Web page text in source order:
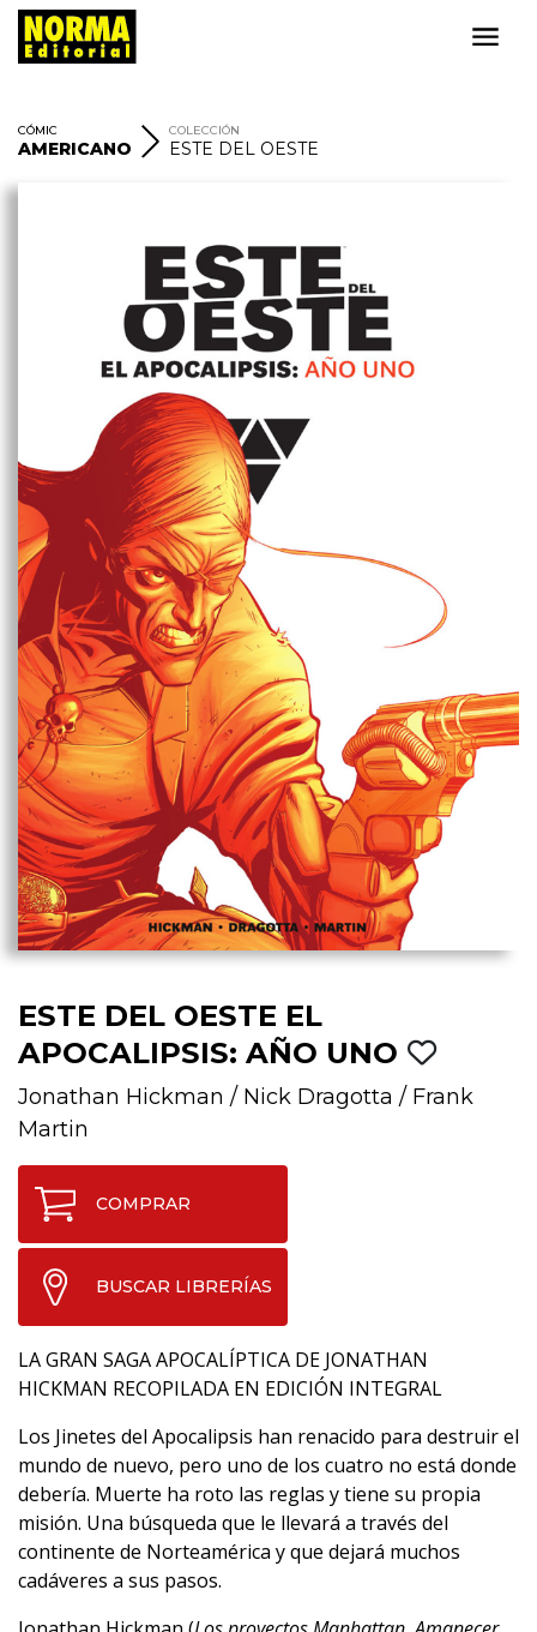
CÓMIC
AMERICANO
COLECCIÓN
ESTE DEL OESTE
ESTE DEL OESTE EL
APOCALIPSIS: AÑO UNO
Jonathan Hickman / Nick Dragotta / Frank
Martin
COMPRAR
BUSCAR LIBRERÍAS
LA GRAN SAGA APOCALÍPTICA DE JONATHAN
HICKMAN RECOPILADA EN EDICIÓN INTEGRAL
Los Jinetes del Apocalipsis han renacido para destruir el
mundo de nuevo, pero uno de los cuatro no está donde
debería. Muerte ha roto las reglas y tiene su propia
misión. Una búsqueda que le llevará a través del
continente de Norteamérica y que dejará muchos
cadáveres a sus pasos.